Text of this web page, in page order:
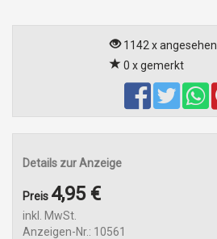
1142 x angesehen
0 x gemerkt
Details zur Anzeige
Preis 4,95 €
inkl. MwSt.
Anzeigen-Nr.: 10561